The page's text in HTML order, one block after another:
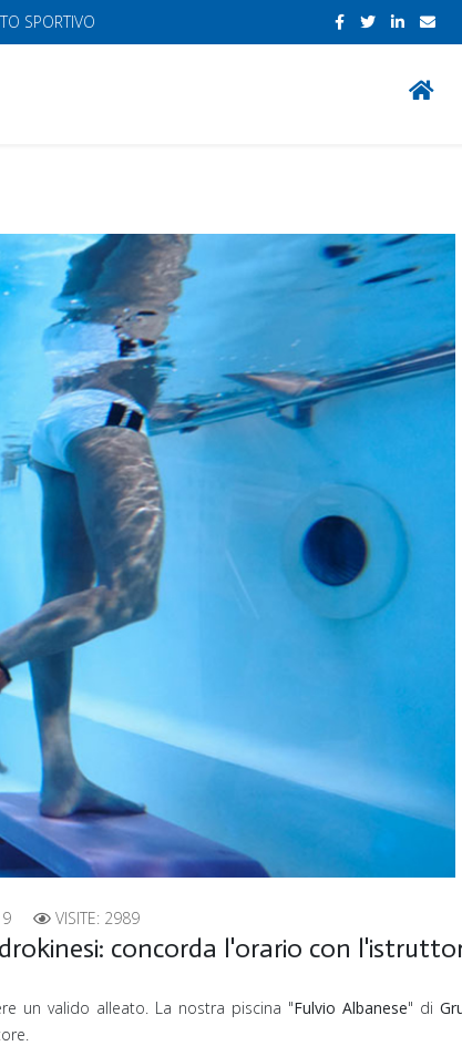
SPORTIVO
VISITE: 2989
concorda l'orario con
un valido alleato. La nostra piscina "Fulvio Albanese" di